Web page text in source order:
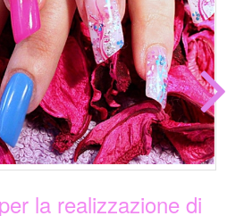
la realizzazione di